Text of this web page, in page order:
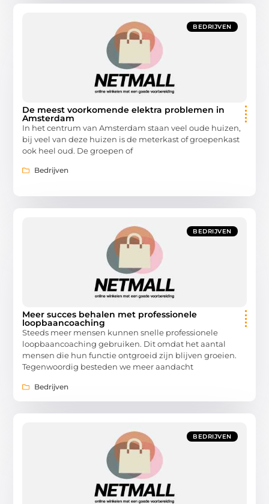
BEDRIJVEN
De meest voorkomende elektra problemen in
Amsterdam
In het centrum van Amsterdam staan veel oude huizen,
bij veel van deze huizen is de meterkast of groepenkast
ook heel oud. De groepen of
Bedrijven
BEDRIJVEN
Meer succes behalen met professionele
loopbaancoaching
Steeds meer mensen kunnen snelle professionele
loopbaancoaching gebruiken. Dit omdat het aantal
mensen die hun functie ontgroeid zijn blijven groeien.
Tegenwoordig besteden we meer aandacht
Bedrijven
BEDRIJVEN